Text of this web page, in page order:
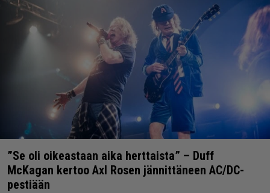
”Se oli oikeastaan aika herttaista” – Duff
McKagan kertoo Axl Rosen jännittäneen AC/DC-
pestiään